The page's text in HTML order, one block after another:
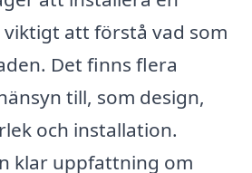
att förstå vad som
Det finns flera
till, som design,
och installation.
klar uppfattning om